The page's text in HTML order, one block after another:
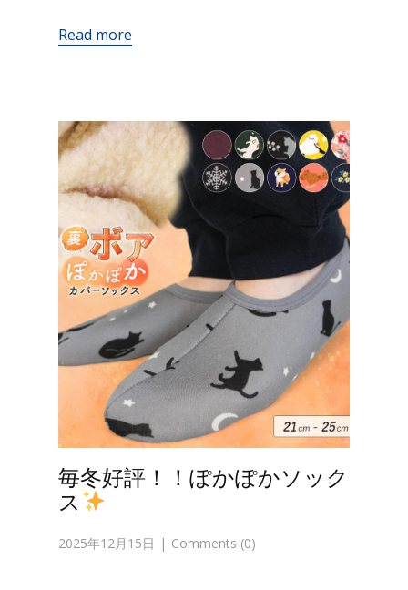
Read more
毎冬好評！！ぽかぽかソック
ス
2025年12月15日 Comments (0)